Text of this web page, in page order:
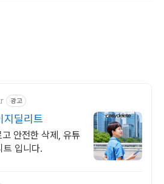
광고
지딜리트
안전한 삭제, 유튜
트 입니다.